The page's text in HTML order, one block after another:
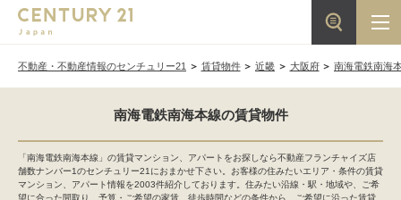
不動産・不動産情報のセンチュリー21 賃貸物件 近畿 大阪府 南海電鉄南海
南海電鉄南海本線の賃貸物件
「南海電鉄南海本線」の賃貸マンション、アパートをお探しなら不動産フランチャイズ店
舗数ナンバー1のセンチュリー21におまかせ下さい。お客様の住みたいエリア・条件の賃貸
マンション、アパート情報を2003件紹介しております。住みたい沿線・駅・地域や、ご希
望に合った間取り、予算・ご希望の家賃、徒歩時間などの条件から、ご希望に沿った賃貸